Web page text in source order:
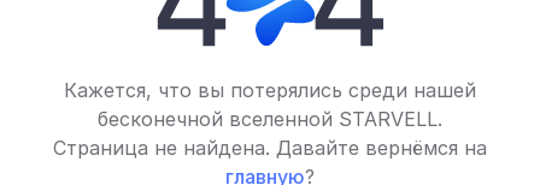
Кажется, что вы потерялись среди нашей
бесконечной вселенной STARVELL.
Страница не найдена. Давайте вернёмся на
главную?